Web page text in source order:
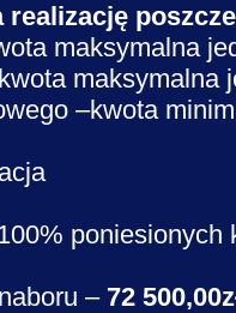
realizację
maksymalna
maksymalna
–kwota
– 72